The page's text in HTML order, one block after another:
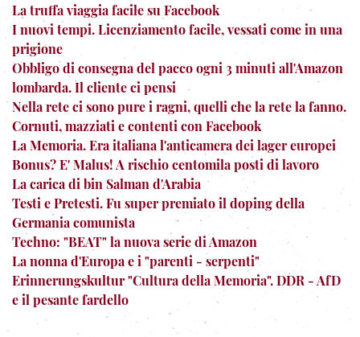
La truffa viaggia facile su Facebook
I nuovi tempi. Licenziamento facile, vessati come in una
prigione
Obbligo di consegna del pacco ogni 3 minuti all'Amazon
lombarda. Il cliente ci pensi
Nella rete ci sono pure i ragni, quelli che la rete la fanno.
Cornuti, mazziati e contenti con Facebook
La Memoria. Era italiana l'anticamera dei lager europei
Bonus? E' Malus! A rischio centomila posti di lavoro
La carica di bin Salman d'Arabia
Testi e Pretesti. Fu super premiato il doping della
Germania comunista
Techno: "BEAT" la nuova serie di Amazon
La nonna d'Europa e i "parenti - serpenti"
Erinnerungskultur "Cultura della Memoria". DDR - AfD
e il pesante fardello